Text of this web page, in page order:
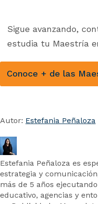
Sigue avanzando,
estudia tu Maestría
Conoce + de las
Autor: Estefania Peñaloza
Estefania Peñaloza es
estrategia y
más de 5 años
educativo, agencias y